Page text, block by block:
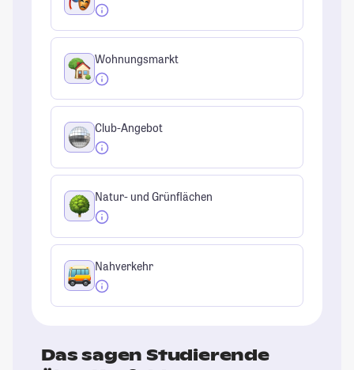
Wohnungsmarkt
Club-Angebot
Natur- und Grünflächen
Nahverkehr
Das sagen Studierende